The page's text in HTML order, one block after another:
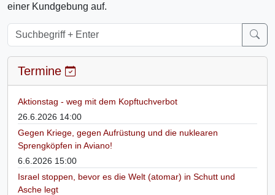
einer Kundgebung auf.
Termine
Aktionstag - weg mit dem Kopftuchverbot
26.6.2026 14:00
Gegen Kriege, gegen Aufrüstung und die nuklearen
Sprengköpfen in Aviano!
6.6.2026 15:00
Israel stoppen, bevor es die Welt (atomar) in Schutt und
Asche legt